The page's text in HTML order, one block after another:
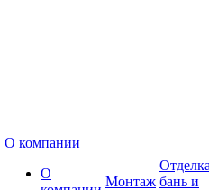
О компании
О
Монтаж бань и